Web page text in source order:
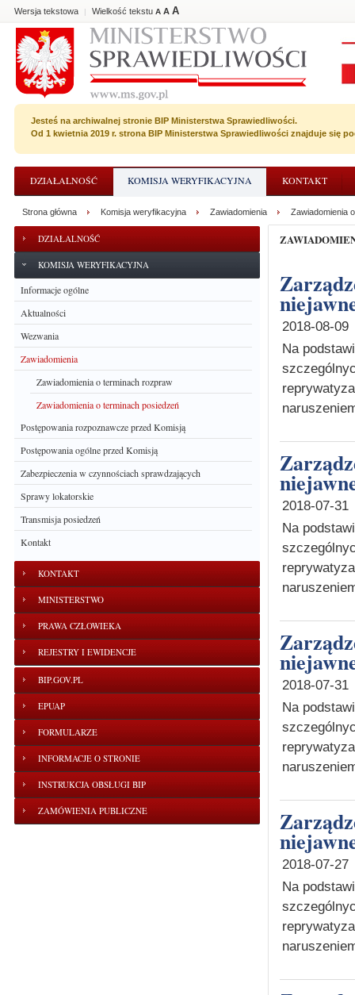
Wersja tekstowa | Wielkość tekstu A A A
Jesteś na archiwalnej stronie BIP Ministerstwa Sprawiedliwości.
Od 1 kwietnia 2019 r. strona BIP Ministerstwa Sprawiedliwości znajduje się
DZIAŁALNOŚĆ KOMISJA WERYFIKACYJNA KONTAKT
DZIAŁALNOŚĆ
KOMISJA WERYFIKACYJNA
Informacje ogólne
Aktualności
Wezwania
Zawiadomienia
Zawiadomienia o terminach rozpraw
Zawiadomienia o terminach posiedzeń
Postępowania rozpoznawcze przed Komisją
Postępowania ogólne przed Komisją
Zabezpieczenia w czynnościach sprawdzających
Sprawy lokatorskie
Transmisja posiedzeń
Kontakt
KONTAKT
MINISTERSTWO
PRAWA CZŁOWIEKA
REJESTRY I EWIDENCJE
BIP.GOV.PL
EPUAP
FORMULARZE
INFORMACJE O STRONIE
INSTRUKCJA OBSŁUGI BIP
ZAMÓWIENIA PUBLICZNE
Strona główna Komisja weryfikacyjna Zawiadomienia Zawiadomienia
Zarządzenie o wyznaczeniu terminu posiedzenia
2018-08-09
Na
Zarządzenie o wyznaczeniu terminu posiedzenia
2018-07-31
Na
Zarządzenie o wyznaczeniu terminu posiedzenia
2018-07-31
Na
Zarządzenie o wyznaczeniu terminu posiedzenia
2018-07-27
Na